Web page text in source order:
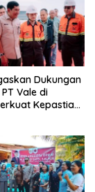
Dukungan
Vale di
Kepastian